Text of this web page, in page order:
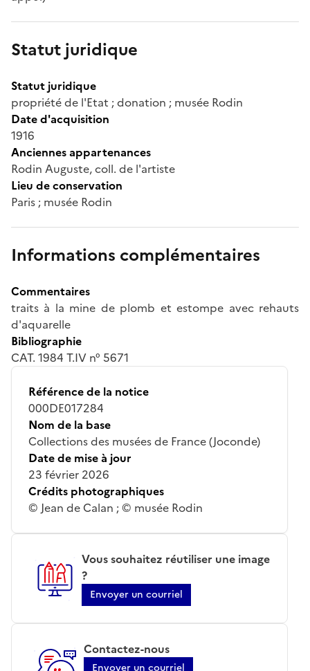
Statut juridique
Statut juridique
propriété de l'Etat ; donation ; musée Rodin
Date d'acquisition
1916
Anciennes appartenances
Rodin Auguste, coll. de l'artiste
Lieu de conservation
Paris ; musée Rodin
Informations complémentaires
Commentaires
traits à la mine de plomb et estompe avec rehauts
d'aquarelle
Bibliographie
CAT. 1984 T.IV n° 5671
Référence de la notice
000DE017284
Nom de la base
Collections des musées de France (Joconde)
Date de mise à jour
23 février 2026
Crédits photographiques
© Jean de Calan ; © musée Rodin
Vous souhaitez réutiliser une image
?
Envoyer un courriel
Contactez-nous
Envoyer un courriel